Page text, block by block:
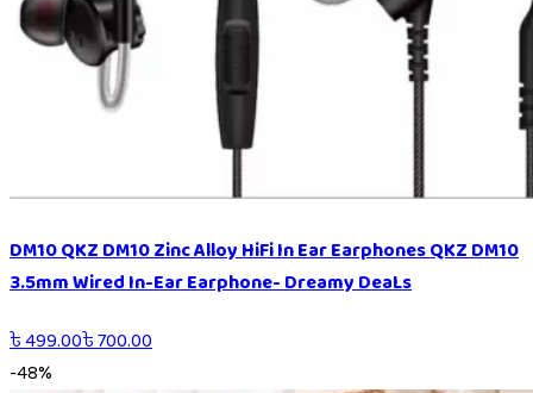
DM10 QKZ DM10 Zinc Alloy HiFi In Ear Earphones QKZ DM10
3.5mm Wired In-Ear Earphone- Dreamy DeaLs
৳499.00৳700.00
-48%